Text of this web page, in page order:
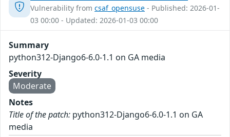
Vulnerability from csaf_opensuse - Published: 2026-01-
03 00:00 - Updated: 2026-01-03 00:00
Summary
python312-Django6-6.0-1.1 on GA media
Severity
Moderate
Notes
Title of the patch: python312-Django6-6.0-1.1 on GA
media